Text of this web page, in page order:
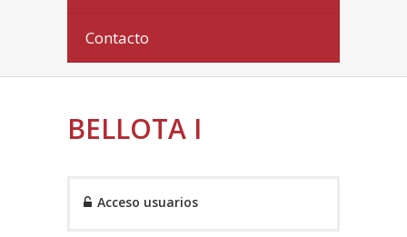
Contacto
BELLOTA I
Acceso usuarios